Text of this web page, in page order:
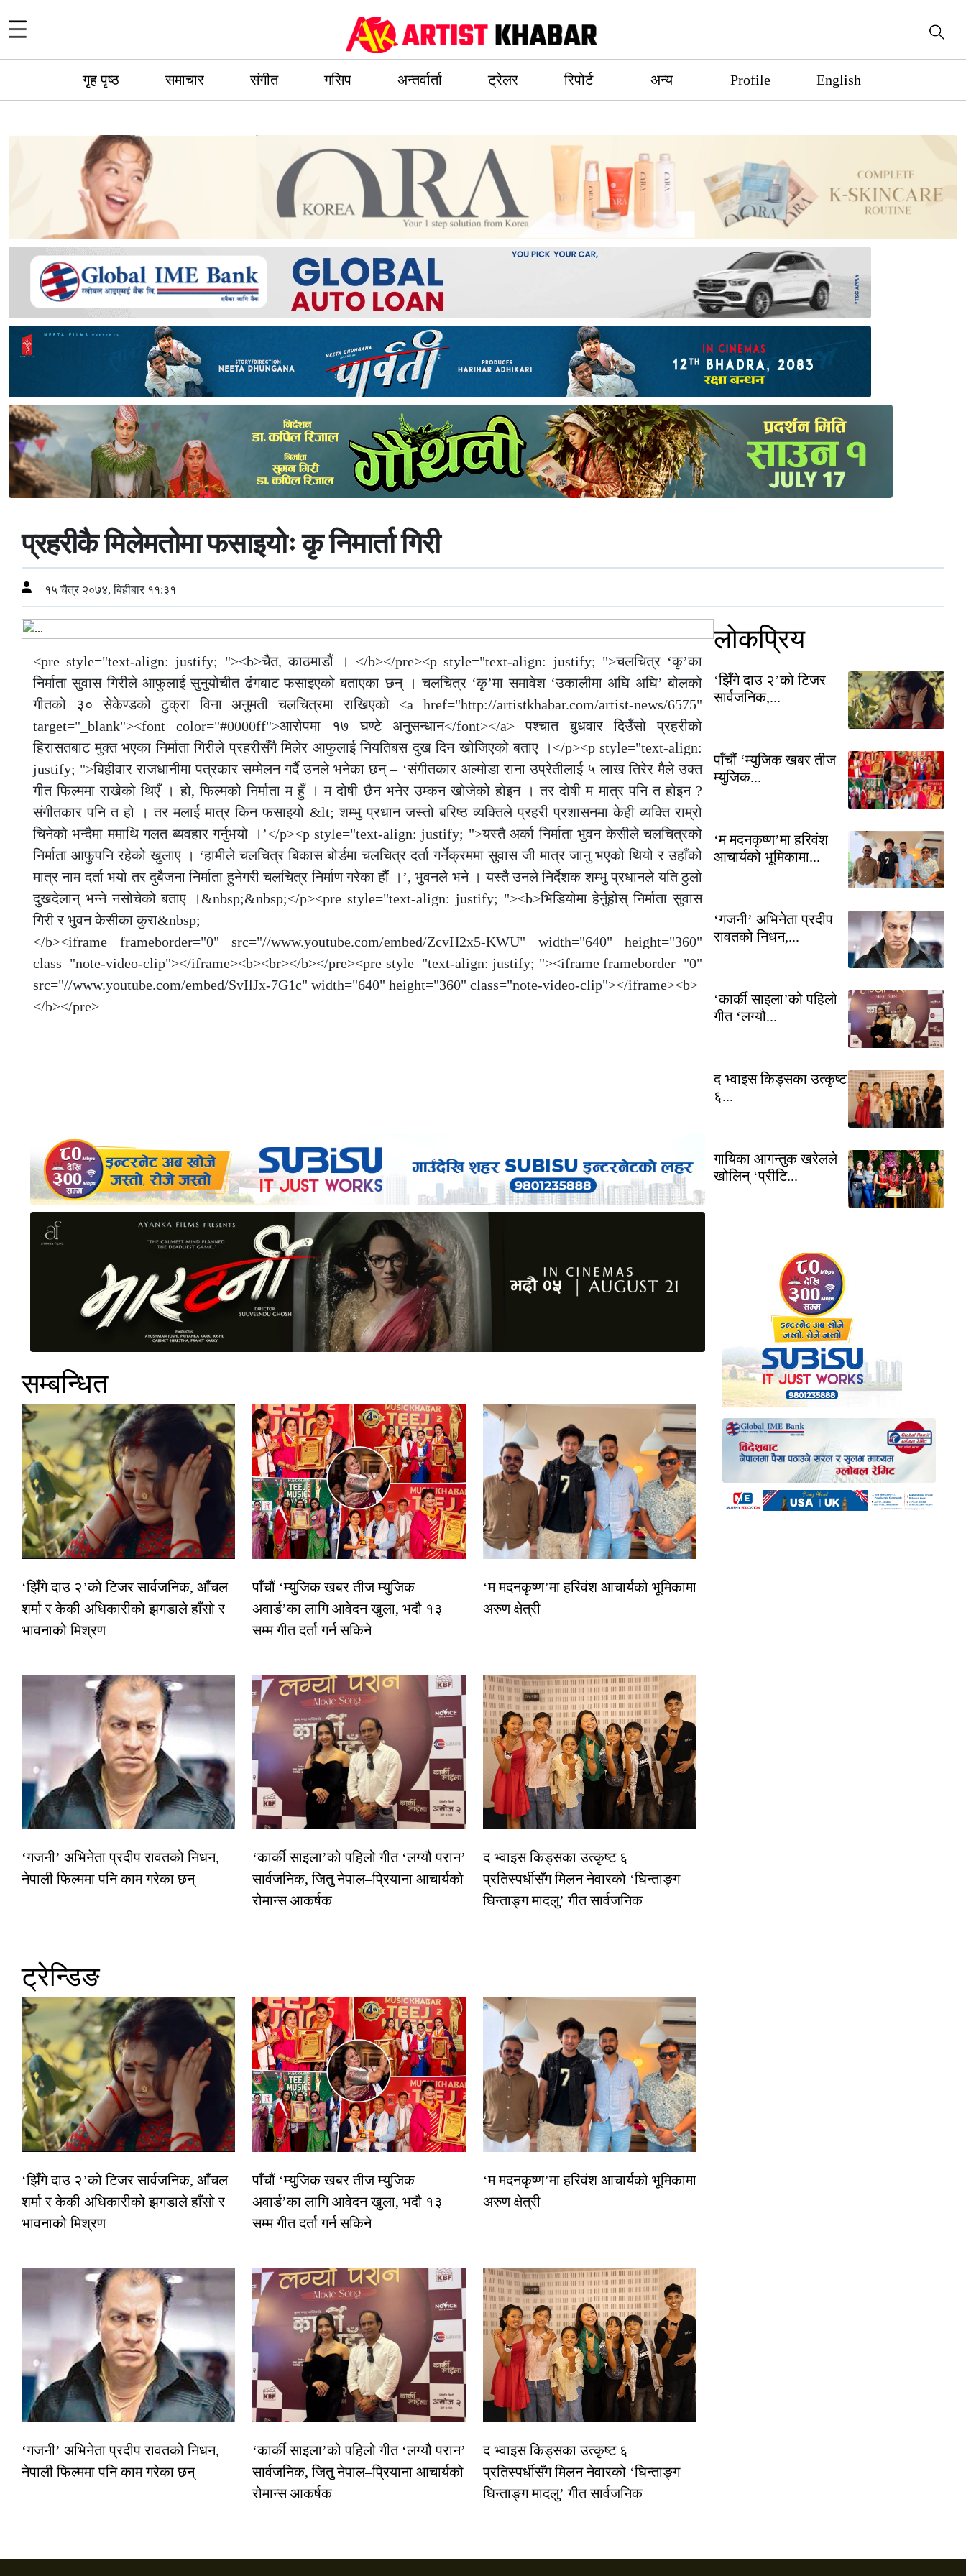
गृह पृष्ठ समाचार संगीत गसिप अन्तर्वार्ता ट्रेलर रिपोर्ट अन्य Profile English
प्रहरीकै मिलेमतोमा फसाइयोः कृ निमार्ता गिरी
१५ चैत्र २०७४, बिहीबार ११:३१
<pre style="text-align: justify; "><b>चैत, काठमाडौं । </b></pre><p style="text-align: justify; ">चलचित्र ‘कृ’का
निर्माता सुवास गिरीले आफुलाई सुनुयोचीत ढंगबाट फसाइएको बताएका छन् । चलचित्र ‘कृ’मा समावेश ‘उकालीमा अघि अघि’ बोलको
गीतको ३० सेकेण्डको टुक्रा विना अनुमती चलचित्रमा राखिएको <a href="http://artistkhabar.com/artist-news/6575"
target="_blank"><font color="#0000ff">आरोपमा १७ घण्टे अनुसन्धान</font></a> पश्चात बुधवार दिउँसो प्रहरीको
हिरासतबाट मुक्त भएका निर्माता गिरीले प्रहरीसँगै मिलेर आफुलाई नियतिबस दुख दिन खोजिएको बताए ।</p><p style="text-align:
justify; ">बिहीवार राजधानीमा पत्रकार सम्मेलन गर्दै उनले भनेका छन् – ‘संगीतकार अल्मोडा राना उप्रेतीलाई ५ लाख तिरेर मैले उक्त
गीत फिल्ममा राखेको थिएँ । हो, फिल्मको निर्माता म हुँ । म दोषी छैन भनेर उम्कन खोजेको होइन । तर दोषी म मात्र पनि त होइन ?
संगीतकार पनि त हो । तर मलाई मात्र किन फसाइयो &lt; शम्भु प्रधान जस्तो बरिष्ठ व्यक्तिले प्रहरी प्रशासनमा केही व्यक्ति राम्रो
चिनेको भन्दैमा ममाथि गलत ब्यवहार गर्नुभयो ।’</p><p style="text-align: justify; ">यस्तै अर्का निर्माता भुवन केसीले चलचित्रको
निर्माता आफुपनि रहेको खुलाए । ‘हामीले चलचित्र बिकास बोर्डमा चलचित्र दर्ता गर्नेक्रममा सुवास जी मात्र जानु भएको थियो र उहाँको
मात्र नाम दर्ता भयो तर दुबैजना निर्माता हुनेगरी चलचित्र निर्माण गरेका हौं ।’, भुवनले भने । यस्तै उनले निर्देशक शम्भु प्रधानले यति ठुलो
दुखदेलान् भन्ने नसोचेको बताए ।&nbsp;&nbsp;</p><pre style="text-align: justify; "><b>भिडियोमा हेर्नुहोस् निर्माता सुवास
गिरी र भुवन केसीका कुरा&nbsp;
</b><iframe frameborder="0" src="//www.youtube.com/embed/ZcvH2x5-KWU" width="640" height="360"
class="note-video-clip"></iframe><b><br></b></pre><pre style="text-align: justify; "><iframe frameborder="0"
src="//www.youtube.com/embed/SvIlJx-7G1c" width="640" height="360" class="note-video-clip"></iframe><b>
</b></pre>
सम्बन्धित
‘झिँगे दाउ २’को टिजर सार्वजनिक, आँचल
शर्मा र केकी अधिकारीको झगडाले हाँसो र
भावनाको मिश्रण
पाँचौं ‘म्युजिक खबर तीज म्युजिक
अवार्ड’का लागि आवेदन खुला, भदौ १३
सम्म गीत दर्ता गर्न सकिने
‘म मदनकृष्ण’मा हरिवंश आचार्यको भूमिकामा
अरुण क्षेत्री
‘गजनी’ अभिनेता प्रदीप रावतको निधन,
नेपाली फिल्ममा पनि काम गरेका छन्
‘कार्की साइला’को पहिलो गीत ‘लग्यौ परान’
सार्वजनिक, जितु नेपाल–प्रियाना आचार्यको
रोमान्स आकर्षक
द भ्वाइस किड्सका उत्कृष्ट ६
प्रतिस्पर्धीसँग मिलन नेवारको ‘घिन्ताङ्ग
घिन्ताङ्ग मादलु’ गीत सार्वजनिक
ट्रेन्डिङ
‘झिँगे दाउ २’को टिजर सार्वजनिक, आँचल
शर्मा र केकी अधिकारीको झगडाले हाँसो र
भावनाको मिश्रण
पाँचौं ‘म्युजिक खबर तीज म्युजिक
अवार्ड’का लागि आवेदन खुला, भदौ १३
सम्म गीत दर्ता गर्न सकिने
‘म मदनकृष्ण’मा हरिवंश आचार्यको भूमिकामा
अरुण क्षेत्री
‘गजनी’ अभिनेता प्रदीप रावतको निधन,
नेपाली फिल्ममा पनि काम गरेका छन्
‘कार्की साइला’को पहिलो गीत ‘लग्यौ परान’
सार्वजनिक, जितु नेपाल–प्रियाना आचार्यको
रोमान्स आकर्षक
द भ्वाइस किड्सका उत्कृष्ट ६
प्रतिस्पर्धीसँग मिलन नेवारको ‘घिन्ताङ्ग
घिन्ताङ्ग मादलु’ गीत सार्वजनिक
लोकप्रिय
‘झिँगे दाउ २’को टिजर
सार्वजनिक,...
पाँचौं ‘म्युजिक खबर तीज
म्युजिक...
‘म मदनकृष्ण’मा हरिवंश
आचार्यको भूमिकामा...
‘गजनी’ अभिनेता प्रदीप
रावतको निधन,...
‘कार्की साइला’को पहिलो
गीत ‘लग्यौ...
द भ्वाइस किड्सका उत्कृष्ट
६...
गायिका आगन्तुक खरेलले
खोलिन् ‘प्रीटि...